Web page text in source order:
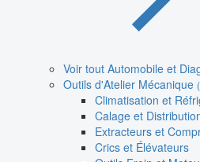
Voir tout Automobile et
Outils d'Atelier Mécanique
Climatisation et
Calage et
Extracteurs et
Crics et Élévateurs